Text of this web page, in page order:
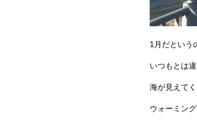
1月だという
いつもとは
海が見えて
ウォーミン